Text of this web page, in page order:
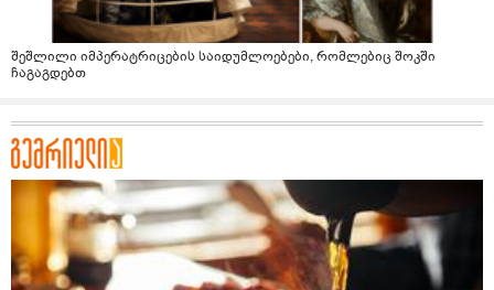
შეშლილი იმპერატრიცების საიდუმლოებები, რომლებიც შოკში
ჩაგაგდებთ